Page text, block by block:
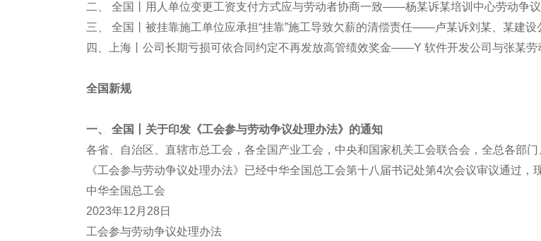
二、 全国丨用人单位变更工资支付方式应与劳动者协商一致——杨某诉某培训中心劳动争
三、 全国丨被挂靠施工单位应承担“挂靠”施工导致欠薪的清偿责任——卢某诉刘某、某建
四、上海丨公司长期亏损可依合同约定不再发放高管绩效奖金——Y 软件开发公司与张某
全国新规
一、 全国丨关于印发《工会参与劳动争议处理办法》的通知
各省、自治区、直辖市总工会，各全国产业工会，中央和国家机关工会联合会，全总各
《工会参与劳动争议处理办法》已经中华全国总工会第十八届书记处第4次会议审议通过，
中华全国总工会
2023年12月28日
工会参与劳动争议处理办法